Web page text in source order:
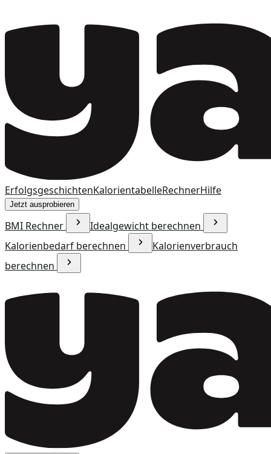
ErfolgsgeschichtenKalorientabelleRechnerHilfe
Jetzt ausprobieren
BMI Rechner
Idealgewicht berechnen
Kalorienbedarf berechnen
Kalorienverbrauch
berechnen